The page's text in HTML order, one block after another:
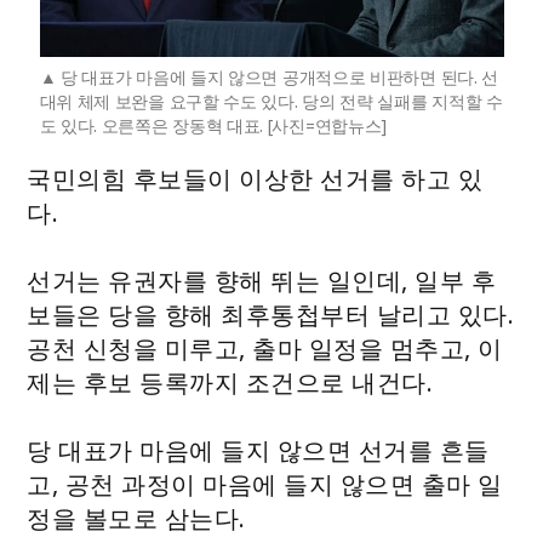
당 대표가 마음에 들지 않으면 공개적으로 비판하면 된다. 선
대위 체제 보완을 요구할 수도 있다. 당의 전략 실패를 지적할 수
도 있다. 오른쪽은 장동혁 대표. [사진=연합뉴스]
국민의힘 후보들이 이상한 선거를 하고 있
다.
선거는 유권자를 향해 뛰는 일인데, 일부 후
보들은 당을 향해 최후통첩부터 날리고 있다.
공천 신청을 미루고, 출마 일정을 멈추고, 이
제는 후보 등록까지 조건으로 내건다.
당 대표가 마음에 들지 않으면 선거를 흔들
고, 공천 과정이 마음에 들지 않으면 출마 일
정을 볼모로 삼는다.